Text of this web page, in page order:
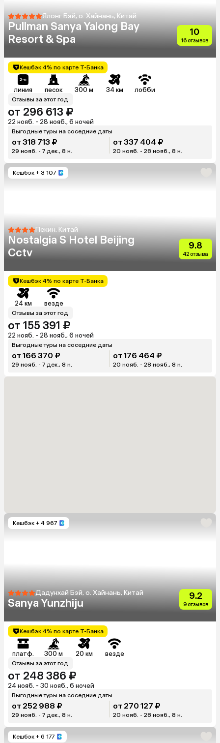
Ялонг Бэй, о. Хайнань, Китай
Pullman Sanya Yalong Bay
Resort & Spa
10
16 отзывов
Кешбэк 4% по карте Т-Банка
линия песок 300 м 34 км лобби
Отзывы за этот год
от 296 613 ₽
22 нояб. - 28 нояб., 6 ночей
Выгодные туры на соседние даты
от 318 713 ₽
29 нояб. - 7 дек., 8 н.
от 337 404 ₽
20 нояб. - 28 нояб., 8 н.
Кешбэк + 3 107
Пекин, Китай
Nostalgia S Hotel Beijing
Cctv
9.8
42 отзыва
Кешбэк 4% по карте Т-Банка
24 км везде
Отзывы за этот год
от 155 391 ₽
22 нояб. - 28 нояб., 6 ночей
Выгодные туры на соседние даты
от 166 370 ₽
29 нояб. - 7 дек., 8 н.
от 176 464 ₽
20 нояб. - 28 нояб., 8 н.
Кешбэк + 4 967
Дадунхай Бэй, о. Хайнань, Китай
Sanya Yunzhiju
9.2
9 отзывов
Кешбэк 4% по карте Т-Банка
платф. 300 м 20 км везде
Отзывы за этот год
от 248 386 ₽
24 нояб. - 30 нояб., 6 ночей
Выгодные туры на соседние даты
от 252 988 ₽
29 нояб. - 7 дек., 8 н.
от 270 127 ₽
20 нояб. - 28 нояб., 8 н.
Кешбэк + 6 177